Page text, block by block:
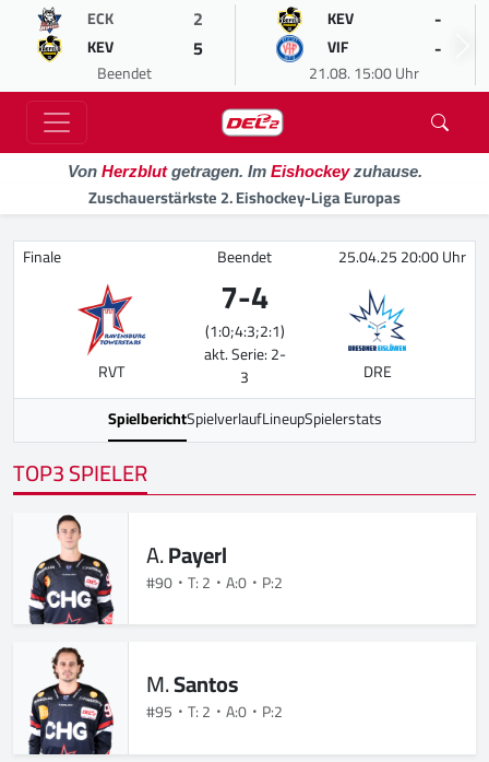
ECK 2
KEV 5
Beendet
KEV -
VIF -
21.08. 15:00 Uhr
Von Herzblutgetragen. Im Eishockeyzuhause.
Zuschauerstärkste 2. Eishockey-Liga Europas
Finale Beendet 25.04.25 20:00 Uhr
RVT
7-4
(1:0;4:3;2:1)
akt. Serie: 2-
3
DRE
SpielberichtSpielverlaufLineupSpielerstats
TOP3 SPIELER
A.Payerl
#90 T: 2 A:0 P:2
M.Santos
#95 T: 2 A:0 P:2